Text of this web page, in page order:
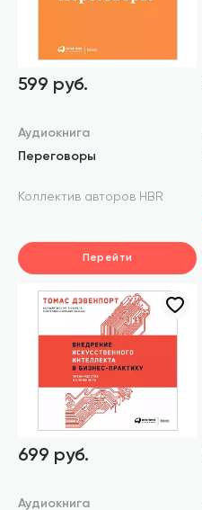
599 руб.
Аудиокнига
Переговоры
Коллектив авторов HBR
Перейти
699 руб.
Аудиокнига